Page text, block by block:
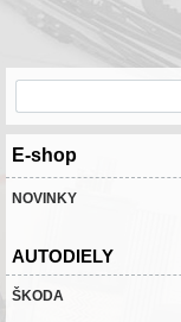
E-shop
NOVINKY
AUTODIELY
ŠKODA